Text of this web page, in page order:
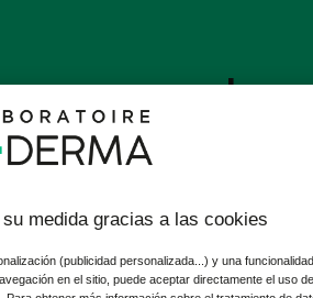
corporales
con los limpiadores corporales
medida gracias a las cookies
(publicidad personalizada...) y una
en el sitio, puede aceptar directamente el uso